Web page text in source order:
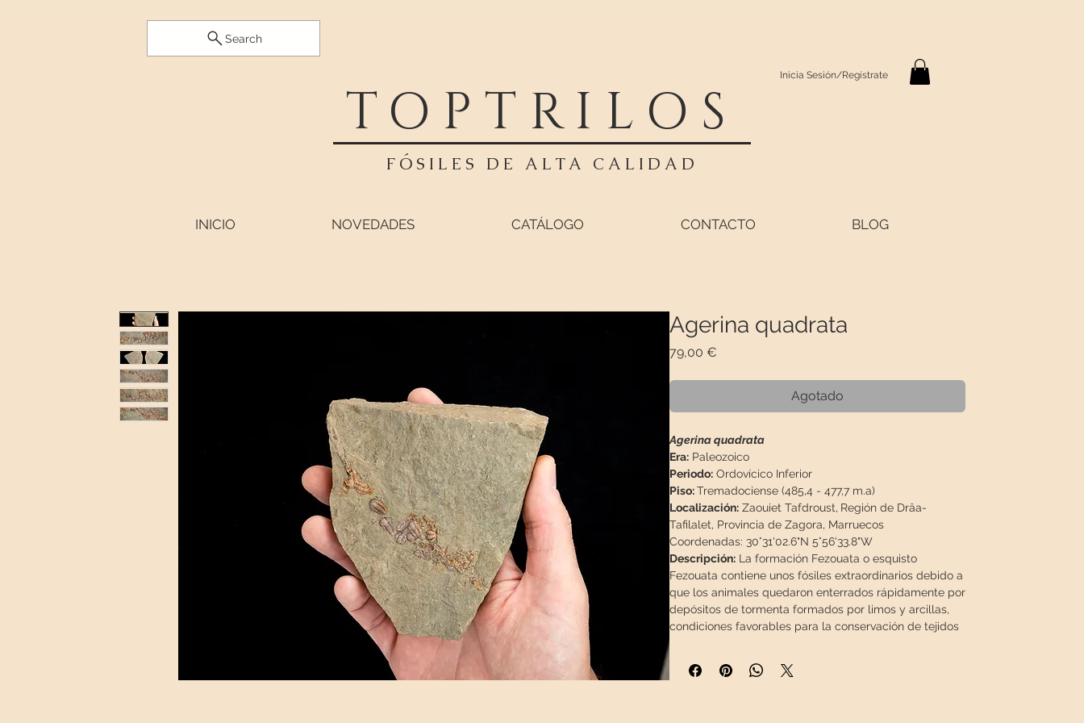
Search
TOPTRILOS
FÓSILES DE ALTA CALIDAD
Inicia Sesión/Regístrate
INICIO NOVEDADES CATÁLOGO CONTACTO BLOG
Agerina quadrata
79,00 €Precio
Agotado
Agerina quadrata
Era:Paleozoico
Periodo:Ordovícico Inferior
Piso:Tremadociense (485,4 - 477,7 m.a)
Localización:Zaouiet Tafdroust, Región de Drâa-
Tafilalet, Provincia de Zagora, Marruecos
Coordenadas: 30°31'02.6"N 5°56'33.8"W
Descripción:La formación Fezouata o esquisto
Fezouata contiene unos fósiles extraordinarios debido a
que los animales quedaron enterrados rápidamente por
depósitos de tormenta formados por limos y arcillas,
condiciones favorables para la conservación de tejidos
blandos (ahora piritizados o alterados debido a una
mezcla de óxidos e hidróxidos de hierro, de ahí su color
rojo anaranjado)